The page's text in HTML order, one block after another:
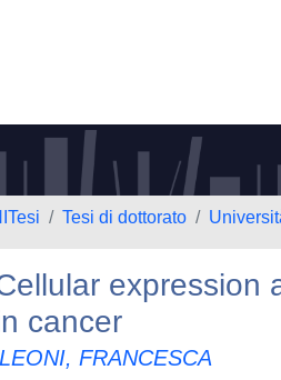
Tesi di dottorato
expression
cancer
LEONI, FRANCESCA